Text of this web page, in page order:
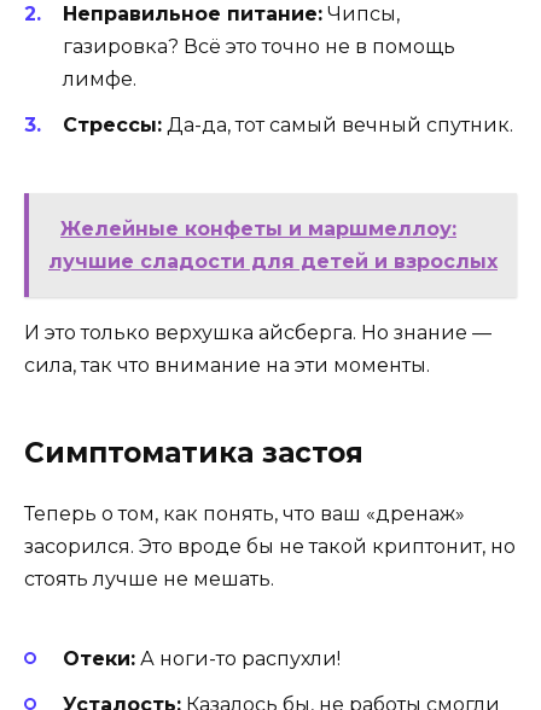
Неправильное питание: Чипсы,
газировка? Всё это точно не в помощь
лимфе.
Стрессы: Да-да, тот самый вечный спутник.
Желейные конфеты и маршмеллоу:
лучшие сладости для детей и взрослых
И это только верхушка айсберга. Но знание —
сила, так что внимание на эти моменты.
Симптоматика застоя
Теперь о том, как понять, что ваш «дренаж»
засорился. Это вроде бы не такой криптонит, но
стоять лучше не мешать.
Отеки: А ноги-то распухли!
Усталость: Казалось бы, не работы смогли